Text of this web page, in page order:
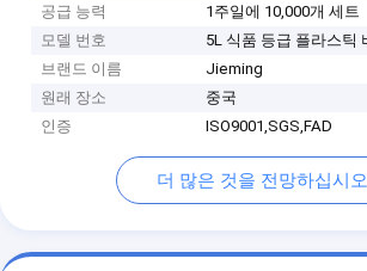
공급 능력
1주일에 10,000개 세트
모델 번호
5L 식품 등급 플라스틱
브랜드 이름
Jieming
원래 장소
중국
인증
ISO9001,SGS,FAD
더 많은 것을 전망하십시오